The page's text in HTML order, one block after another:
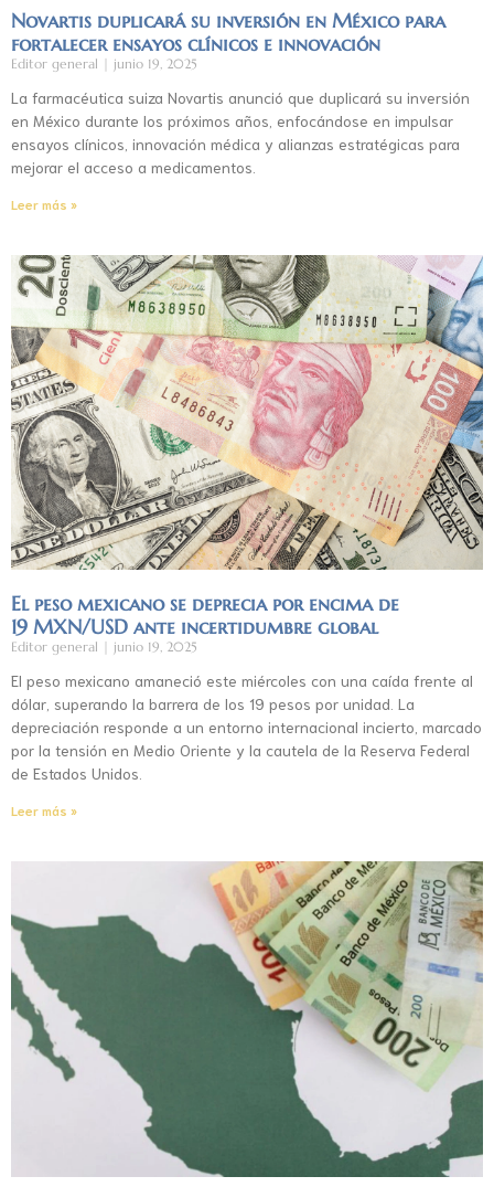
Novartis duplicará su inversión en México para
fortalecer ensayos clínicos e innovación
Editor general junio 19, 2025
La farmacéutica suiza Novartis anunció que duplicará su inversión
en México durante los próximos años, enfocándose en impulsar
ensayos clínicos, innovación médica y alianzas estratégicas para
mejorar el acceso a medicamentos.
Leer más »
El peso mexicano se deprecia por encima de
19 MXN/USD ante incertidumbre global
Editor general junio 19, 2025
El peso mexicano amaneció este miércoles con una caída frente al
dólar, superando la barrera de los 19 pesos por unidad. La
depreciación responde a un entorno internacional incierto, marcado
por la tensión en Medio Oriente y la cautela de la Reserva Federal
de Estados Unidos.
Leer más »